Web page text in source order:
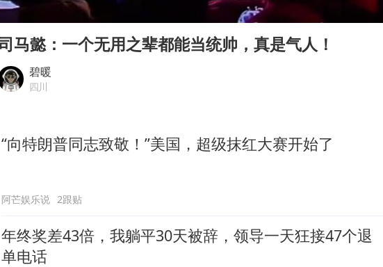
上海暴雨已致多处积水
武汉天桥城管打人 当地通报
白海豚路径图
马懿：一个无用之辈都能当统帅，真是气人！
碧暖
四川
“向特朗普同志致敬！”美国，超级抹红大赛开始了
阿芒娱乐说 2跟贴
年终奖差43倍，我躺平30天被辞，领导一天狂接47个退
单电话